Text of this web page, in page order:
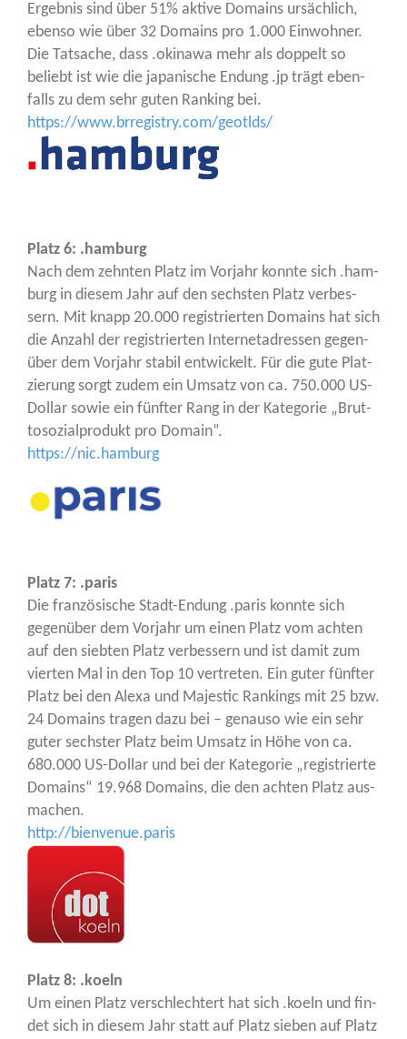
Ergeb­nis sind über 51% akti­ve Domains ursäch­lich,
eben­so wie über 32 Domains pro 1.000 Ein­woh­ner.
Die Tat­sa­che, dass .oki­na­wa mehr als dop­pelt so
beliebt ist wie die japa­ni­sche Endung .jp trägt eben­
falls zu dem sehr guten Ran­king bei.
https://www.brregistry.com/geotlds/
Platz 6: .ham­burg
Nach dem zehn­ten Platz im Vor­jahr konn­te sich .ham­
burg in die­sem Jahr auf den sechs­ten Platz ver­bes­
sern. Mit knapp 20.000 regis­trier­ten Domains hat sich
die Anzahl der regis­trier­ten Inter­net­adres­sen gegen­
über dem Vor­jahr sta­bil ent­wi­ckelt. Für die gute Plat­
zie­rung sorgt zudem ein Umsatz von ca. 750.000 US-
Dol­lar sowie ein fünf­ter Rang in der Kate­go­rie „Brut­
to­so­zi­al­pro­dukt pro Domain”.
https://nic.hamburg
Platz 7: .paris
Die fran­zö­si­sche Stadt-Endung .paris konn­te sich
gegen­über dem Vor­jahr um einen Platz vom ach­ten
auf den sieb­ten Platz ver­bes­sern und ist damit zum
vier­ten Mal in den Top 10 ver­tre­ten. Ein guter fünf­ter
Platz bei den Ale­xa und Maje­s­tic Ran­kings mit 25 bzw.
24 Domains tra­gen dazu bei – genau­so wie ein sehr
guter sechs­ter Platz beim Umsatz in Höhe von ca.
680.000 US-Dol­lar und bei der Kate­go­rie „regis­trier­te
Domains“ 19.968 Domains, die den ach­ten Platz aus­
ma­chen.
http://bienvenue.paris
Platz 8: .koeln
Um einen Platz ver­schlech­tert hat sich .koeln und fin­
det sich in die­sem Jahr statt auf Platz sie­ben auf Platz